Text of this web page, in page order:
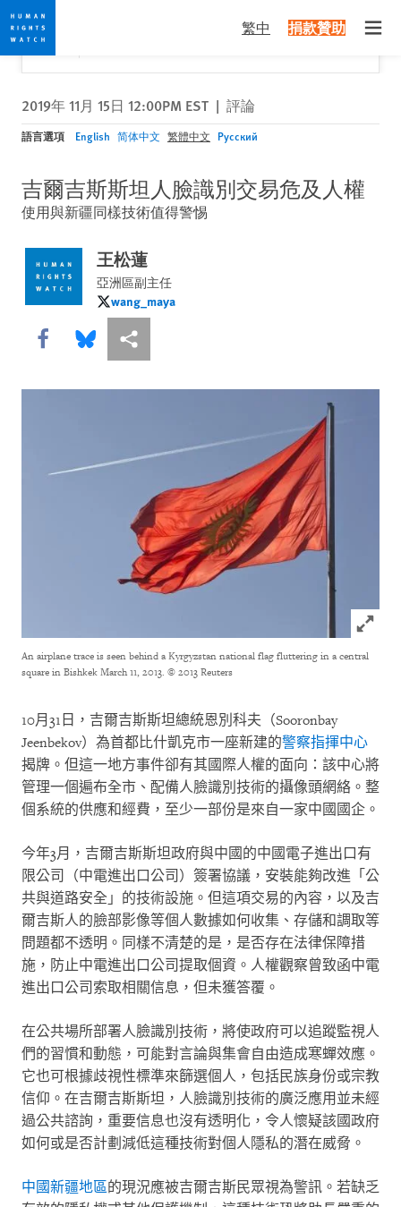
Skip
to
cookie
privacy
notice
Skip
to
main
content
繁中 捐款贊助
Would you like to read this page in English?
Yes
✕
2019年 11月 15日 12:00PM EST | 評論
語言選項 English 简体中文 繁體中文 Русский
吉爾吉斯斯坦人臉識別交易危及人權
使用與新疆同樣技術值得警惕
王松蓮
亞洲區副主任
wang_maya
wang_maya
Share this via Facebook
Share this via Bluesky
More sharing options
Click
An airplane trace is seen behind a Kyrgyzstan national flag fluttering in a central
square in Bishkek March 11, 2013. © 2013 Reuters
10月 31 日，吉爾吉斯斯坦總統恩別科夫（Sooronbay
Jeenbekov）為首都比什凱克市一座新建的警察指揮中心
揭牌。但這一地方事件卻有其國際人權的面向：該中心將
管理一個遍布全市、配備人臉識別技術的攝像頭網絡。整
個系統的供應和經費，至少一部份是來自一家中國國企。
今年3月，吉爾吉斯斯坦政府與中國的中國電子進出口有
限公司（中電進出口公司）簽署協議，安裝能夠改進「公
共與道路安全」的技術設施。但這項交易的內容，以及吉
爾吉斯人的臉部影像等個人數據如何收集、存儲和調取等
問題都不透明。同樣不清楚的是，是否存在法律保障措
施，防止中電進出口公司提取個資。人權觀察曾致函中電
進出口公司索取相關信息，但未獲答覆。
在公共場所部署人臉識別技術，將使政府可以追蹤監視人
們的習慣和動態，可能對言論與集會自由造成寒蟬效應。
它也可根據歧視性標準來篩選個人，包括民族身份或宗教
信仰。在吉爾吉斯斯坦，人臉識別技術的廣泛應用並未經
過公共諮詢，重要信息也沒有透明化，令人懷疑該國政府
如何或是否計劃減低這種技術對個人隱私的潛在威脅。
中國新疆地區的現況應被吉爾吉斯民眾視為警訊。若缺乏